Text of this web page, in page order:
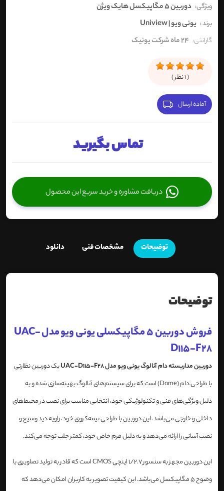
ویژگی: دوربین 5 مگاپیکسل هایک ویژن
برند : یونی ویو | Uniview
گارانتی: 24 ماه شرکت یونیک
(
1نظر )
آماده ارسال
تماس بگیرید
دریافت مشاوره و خرید سریع این محصول
توضیحات مشخصات فنی دانلود
توضیحات
فروش دوربین 5 مگاپیکسلی یونی ویو مدل UAC-
D115-F28
دوربین مداربسته دام آنالوگ یونی ویو مدل UAC-D115-F28
یک دوربین نظارتی
با طراحی دام (Dome) است که برای سیستم‌های آنالوگ بهینه‌سازی شده و به
دلیل ویژگی‌های فنی و تکنولوژیکی خود، انتخابی مناسب برای نصب در محیط‌های
داخلی و خارجی می‌باشد. این دوربین با طراحی نیمه‌کروی خود، زاویه دید وسیع و
نصب آسانی را ارائه می‌دهد و به دلیل فرم خاص خود، کمتر جلب توجه می‌کند.
این دوربین مجهز به سنسور 1/2.7 اینچی CMOS است که قادر به تولید تصاویری با
وضوح 5 مگاپیکسل می‌باشد. این کیفیت تصویر به کاربران امکان می‌دهد که